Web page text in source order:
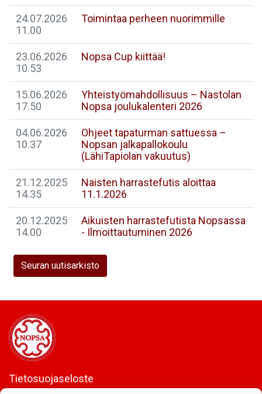
24.07.2026
11.00
Toimintaa perheen nuorimmille
23.06.2026
10.53
Nopsa Cup kiittää!
15.06.2026
17.50
Yhteistyömahdollisuus – Nastolan
Nopsa joulukalenteri 2026
04.06.2026
10.37
Ohjeet tapaturman sattuessa –
Nopsan jalkapallokoulu
(LähiTapiolan vakuutus)
21.12.2025
14.35
Naisten harrastefutis aloittaa
11.1.2026
20.12.2025
14.00
Aikuisten harrastefutista Nopsassa
- Ilmoittautuminen 2026
Seuran uutisarkisto
Tietosuojaseloste